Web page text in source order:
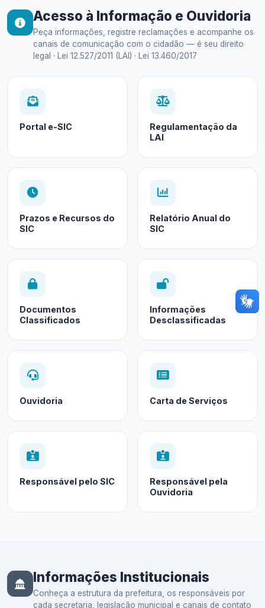
Acesso à Informação e Ouvidoria
Peça informações, registre reclamações e acompanhe os
canais de comunicação com o cidadão — é seu direito
legal · Lei 12.527/2011 (LAI) · Lei 13.460/2017
Portal e-SIC
Regulamentação da
LAI
Prazos e Recursos do
SIC
Relatório Anual do
SIC
Documentos
Classificados
Informações
Desclassificadas
Ouvidoria Carta de Serviços
Responsável pelo SIC
Responsável pela
Ouvidoria
Informações Institucionais
Conheça a estrutura da prefeitura, os responsáveis por
cada secretaria, legislação municipal e canais de contato